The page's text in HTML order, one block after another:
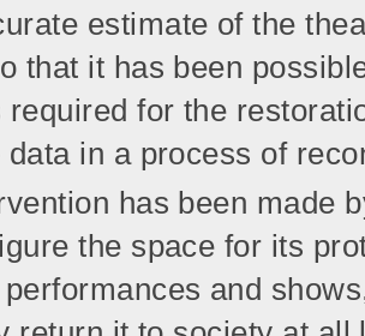
estimate of the
that it has been
required for the
data in a process of
has been made
the space for its
and